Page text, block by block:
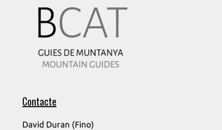
Contacte
David Duran (Fino)